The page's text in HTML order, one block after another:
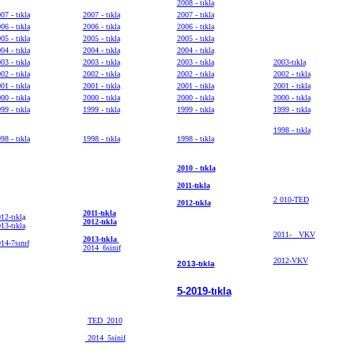
2008 - tıkla
- tıkla
2007 - tıkla
2007 - tıkla
- tıkla
2006 - tıkla
2006 - tıkla
- tıkla
2005 - tıkla
2005 - tıkla
- tıkla
2004 - tıkla
2004 - tıkla
- tıkla
2003 - tıkla 2003 - tıkla
2003-tıkla
- tıkla
2002 - tıkla 2002 - tıkla
2002 - tıkla
- tıkla
2001 - tıkla 2001 - tıkla
2001 - tıkla
- tıkla
2000 - tıkla 2000 - tıkla
2000 - tıkla
- tıkla
1999 - tıkla 1999 - tıkla 1999 - tıkla
- tıkla 1998 - tıkla 1998 - tıkla
1998 - tıkla
tıkla
tıkla
7sınıf
2011-tıkla
2012-tıkla
2013-tıkla
2014_6sinif
2010 - tıkla
2011-tıkla
2012-tıkla
2013-tıkla
5-2019-tıkla
2 010-TED
2011- VKV
2012-VKV
TED_2010
2014_5sinif